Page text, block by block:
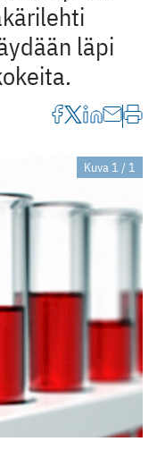
läpi
Kuva 1 / 1